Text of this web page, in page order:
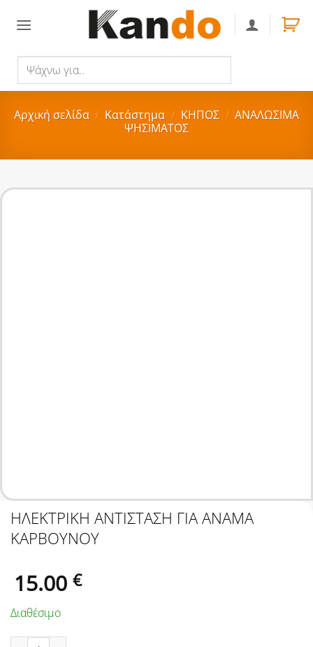
για..
Αρχική σελίδα / Κατάστημα / ΚΗΠΟΣ / ΑΝΑΛΩΣΙΜΑ
ΨΗΣΙΜΑΤΟΣ
ΗΛΕΚΤΡΙΚΗ ΑΝΤΙΣΤΑΣΗ ΓΙΑ ΑΝΑΜΑ
ΚΑΡΒΟΥΝΟΥ
15.00 €
Διαθέσιμο
ΗΛΕΚΤΡΙΚΗ ΑΝΤΙΣΤΑΣΗ ΓΙΑ ΑΝΑΜΑ ΚΑΡΒΟΥΝΟΥ ποσότητα